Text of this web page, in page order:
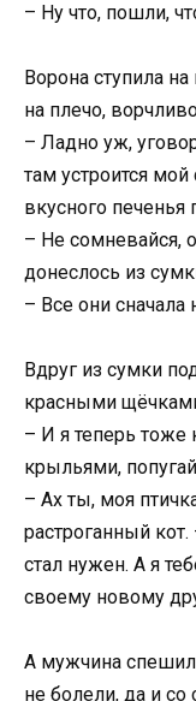
– Ну что, пошли,
Ворона ступила
на плечо,
– Ладно уж,
там устроится
вкусного печенья
– Не сомневайся,
донеслось из
– Все они сначала
Вдруг из сумки
красными
– И я теперь тоже
крыльями,
– Ах ты, моя
растроганный
стал нужен. А я
своему новому
А мужчина
не болели, да и со